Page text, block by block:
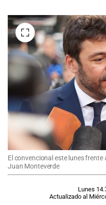
El convencional este lunes
Juan Monteverde
Lunes
Actualizado al